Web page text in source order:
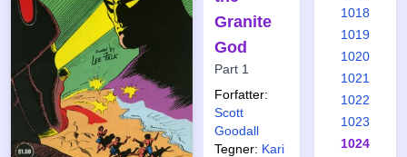
Granite
God
Part 1
Forfatter:
Scott
Goodall
Tegner: Kari
1018
1019
1020
1021
1022
1023
1024